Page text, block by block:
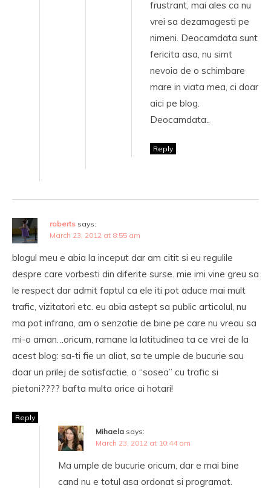
frustrant, mai ales ca nu
vrei sa dezamagesti pe
nimeni. Deocamdata sunt
fericita asa, nu simt
nevoia de o schimbare
mare in viata mea, ci doar
aici pe blog.
Deocamdata..
Reply
roberts says:
March 23, 2012 at 8:55 am
blogul meu e abia la inceput dar am citit si eu regulile
despre care vorbesti din diferite surse. mie imi vine greu sa
le respect dar admit faptul ca ele iti pot aduce mai mult
trafic, vizitatori etc. eu abia astept sa public articolul, nu
ma pot infrana, am o senzatie de bine pe care nu vreau sa
mi-o aman…oricum, ramane la latitudinea ta ce vrei de la
acest blog: sa-ti fie un aliat, sa te umple de bucurie sau
doar un prilej de satisfactie, o “sosea” cu trafic si
pietoni???? bafta multa orice ai hotari!
Reply
Mihaela says:
March 23, 2012 at 10:44 am
Ma umple de bucurie oricum, dar e mai bine
cand nu e totul asa ordonat si programat.